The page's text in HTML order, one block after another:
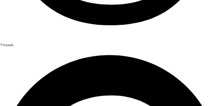
Threads